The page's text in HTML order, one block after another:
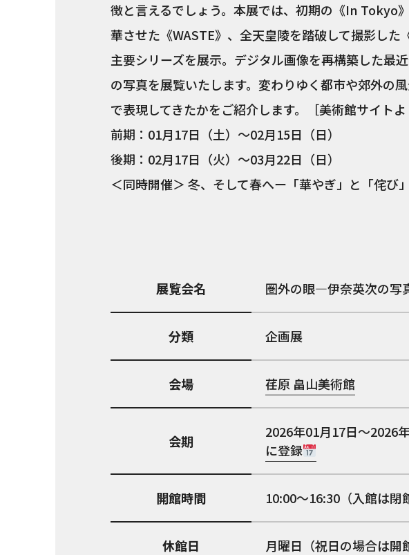
徴と言えるでしょう。本展では、初期の《In Tokyo
華させた《WASTE》、全天皇陵を踏破して撮影し
主要シリーズを展示。デジタル画像を再構築した最
の写真を展覧いたします。変わりゆく都市や郊外の
で表現してきたかをご紹介します。［美術館サイトよ
前期：01月17日（土）～02月15日（日）
後期：02月17日（火）～03月22日（日）
＜同時開催＞ 冬、そして春へー「華やぎ」と「侘び
展覧会名 圏外の眼―伊奈英次の写
分類 企画展
会場 荏原 畠山美術館
会期
2026年01月17日～2026
に登録
開館時間 10:00～16:30（入館は閉
休館日 月曜日（祝日の場合は開